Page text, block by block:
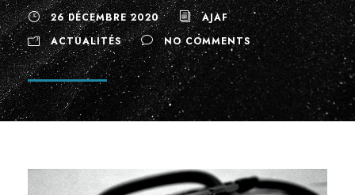
26 DÉCEMBRE 2020
AJAF
ACTUALITÉS
NO COMMENTS